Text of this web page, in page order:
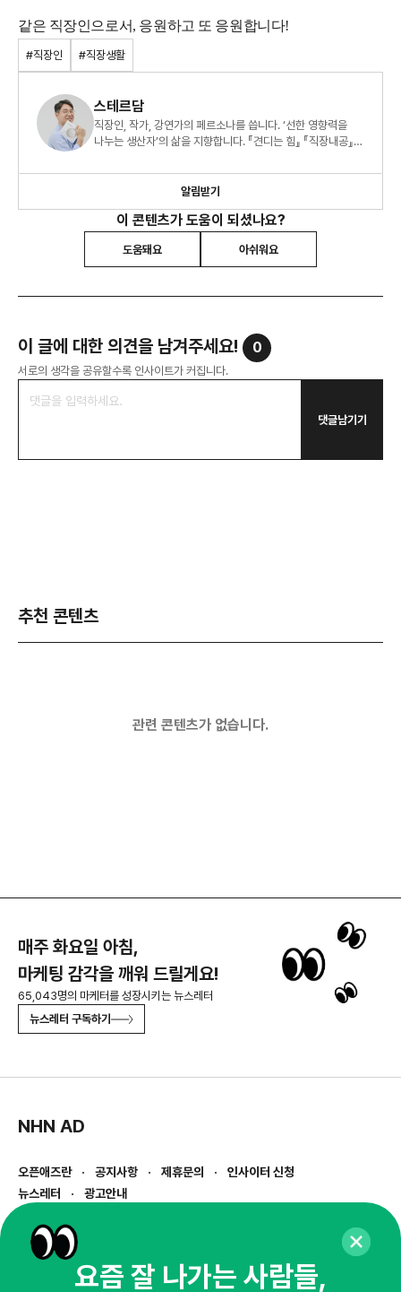
같은 직장인으로서, 응원하고 또 응원합니다!
#직장인 #직장생활
스테르담
직장인, 작가, 강연가의 페르소나를 씁니다. ‘선한 영향력을
나누는 생산자’의 삶을 지향합니다. 『견디는 힘』 『직장내공』
알림받기
이 콘텐츠가 도움이 되셨나요?
도움돼요 아쉬워요
이 글에 대한 의견을 남겨주세요! 0
서로의 생각을 공유할수록 인사이트가 커집니다.
댓글남기기
추천 콘텐츠
관련 콘텐츠가 없습니다.
매주 화요일 아침,
마케팅 감각을 깨워 드릴게요!
65,043명의 마케터를 성장시키는 뉴스레터
뉴스레터 구독하기
NHN AD
오픈애즈란 공지사항 제휴문의
인사이터 신청
뉴스레터
광고안내
경기도 성남시 분당구 대왕판교로645번길 16
사업자등록번호 : 144-81-27690(
통신판매업신고번호 : 2014-경기성남-1023
요즘 잘 나가는 사람들,